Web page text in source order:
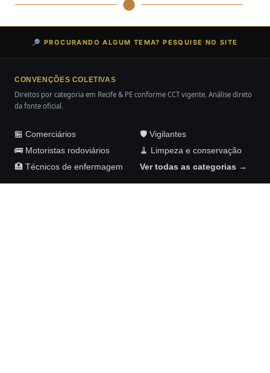
🔎 PROCURANDO ALGUM TEMA? PESQUISE NO SITE
CONVENÇÕES COLETIVAS
Direitos por categoria em Recife & PE conforme CCT vigente. Análise direto
da fonte oficial.
🏪 Comerciários
🛡️ Vigilantes
🚌 Motoristas rodoviários
🧹 Limpeza e conservação
🏥 Técnicos de enfermagem
Ver todas as categorias →